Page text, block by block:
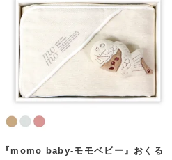
『momo baby-モモベビー』おくる